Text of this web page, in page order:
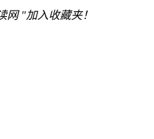
"加入收藏夹！